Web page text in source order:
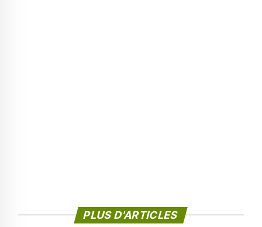
PLUS D'ARTICLES